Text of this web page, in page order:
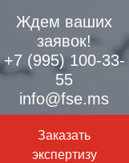
Ждем ваших
заявок!
+7 (995) 100-33-
55
info@fse.ms
Заказать
экспертизу